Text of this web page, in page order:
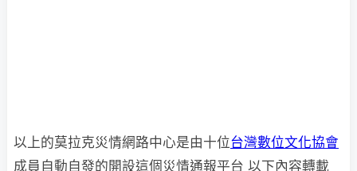
以上的莫拉克災情網路中心是由十位台灣數位文化協會
成員自動自發的開設這個災情通報平台 以下內容轉載